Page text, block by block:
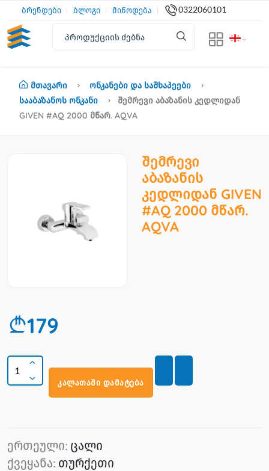
ბრენდები ბლოგი მიწოდება 0322060101
Მთავარი
Ონკანები Და Საშხაპეები
Სააბაზანოს Ონკანი
Შემრევი Აბაზანის Კედლიდან
GIVEN #AQ 2000 Მწარ. AQVA
შემრევი
აბაზანის
კედლიდან GIVEN
#AQ 2000 მწარ.
AQVA
179
კალათაში დამატება
ერთეული: ცალი
ქვეყანა: თურქეთი